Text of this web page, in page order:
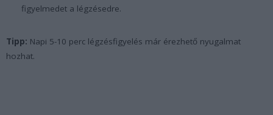
figyelmedet a légzésedre.
Tipp: Napi 5-10 perc légzésfigyelés már érezhető nyugalmat
hozhat.